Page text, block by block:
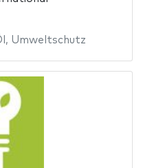
, Umweltschutz